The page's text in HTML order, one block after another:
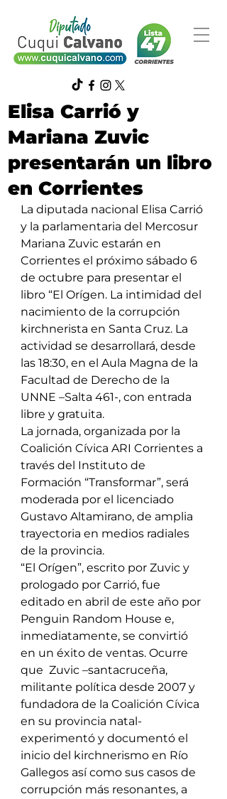
Elisa Carrió y
Mariana Zuvic
presentarán un libro
en Corrientes
La diputada nacional Elisa Carrió
y la parlamentaria del Mercosur
Mariana Zuvic estarán en
Corrientes el próximo sábado 6
de octubre para presentar el
libro “El Orígen. La intimidad del
nacimiento de la corrupción
kirchnerista en Santa Cruz. La
actividad se desarrollará, desde
las 18:30, en el Aula Magna de la
Facultad de Derecho de la
UNNE –Salta 461-, con entrada
libre y gratuita.
La jornada, organizada por la
Coalición Cívica ARI Corrientes a
través del Instituto de
Formación “Transformar”, será
moderada por el licenciado
Gustavo Altamirano, de amplia
trayectoria en medios radiales
de la provincia.
“El Orígen”, escrito por Zuvic y
prologado por Carrió, fue
editado en abril de este año por
Penguin Random House e,
inmediatamente, se convirtió
en un éxito de ventas. Ocurre
que  Zuvic –santacruceña,
militante política desde 2007 y
fundadora de la Coalición Cívica
en su provincia natal-
experimentó y documentó el
inicio del kirchnerismo en Río
Gallegos así como sus casos de
corrupción más resonantes, a